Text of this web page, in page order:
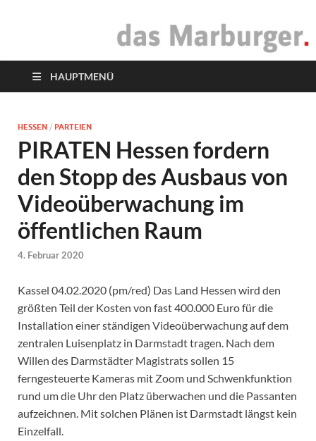
das Marburger.
HAUPTMENÜ
HESSEN / PARTEIEN
PIRATEN Hessen fordern
den Stopp des Ausbaus von
Videoüberwachung im
öffentlichen Raum
4. Februar 2020
Kassel 04.02.2020 (pm/red) Das Land Hessen wird den
größten Teil der Kosten von fast 400.000 Euro für die
Installation einer ständigen Videoüberwachung auf dem
zentralen Luisenplatz in Darmstadt tragen. Nach dem
Willen des Darmstädter Magistrats sollen 15
ferngesteuerte Kameras mit Zoom und Schwenkfunktion
rund um die Uhr den Platz überwachen und die Passanten
aufzeichnen. Mit solchen Plänen ist Darmstadt längst kein
Einzelfall.